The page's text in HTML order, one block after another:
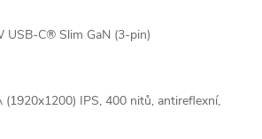
USB-C® Slim GaN (3-pin)
(1920x1200) IPS, 400 nitů, antireflexní,